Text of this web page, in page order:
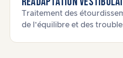
Traitement des
de l’équilibre et des